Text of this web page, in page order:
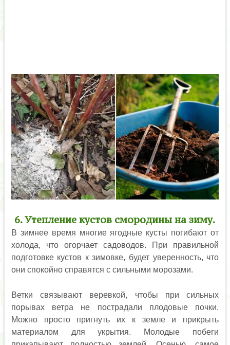
6. Утепление кустов смородины на зиму.
В зимнее время многие ягодные кусты погибают от
холода, что огорчает садоводов. При правильной
подготовке кустов к зимовке, будет уверенность, что
они спокойно справятся с сильными морозами.
Ветки связывают веревкой, чтобы при сильных
порывах ветра не пострадали плодовые почки.
Можно просто пригнуть их к земле и прикрыть
материалом для укрытия. Молодые побеги